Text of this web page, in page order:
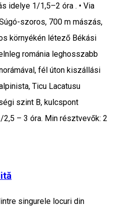
idelye 1/1,5–2 óra . • Via
szoros, 700 m mászás,
környékén létező Békási
románia leghosszabb
fél úton kiszállási
Ticu Lacatusu
szint B, kulcspont
– 3 óra. Min résztvevők: 2
singurele locuri din